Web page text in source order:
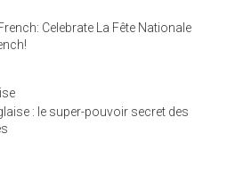
Celebrate La Fête Nationale
: le super-pouvoir secret des